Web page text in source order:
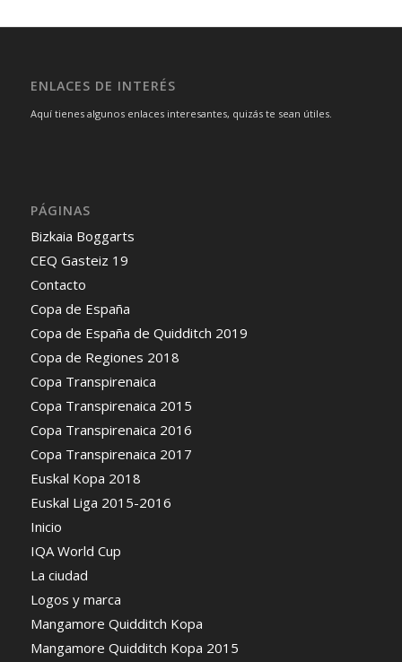
ENLACES DE INTERÉS
Aquí tienes algunos enlaces interesantes, quizás te sean útiles.
PÁGINAS
Bizkaia Boggarts
CEQ Gasteiz 19
Contacto
Copa de España
Copa de España de Quidditch 2019
Copa de Regiones 2018
Copa Transpirenaica
Copa Transpirenaica 2015
Copa Transpirenaica 2016
Copa Transpirenaica 2017
Euskal Kopa 2018
Euskal Liga 2015-2016
Inicio
IQA World Cup
La ciudad
Logos y marca
Mangamore Quidditch Kopa
Mangamore Quidditch Kopa 2015